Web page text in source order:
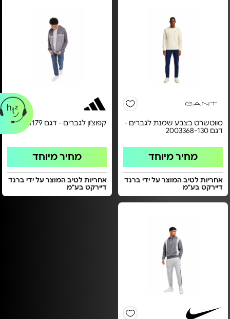
סווטשרט בצבע שמנת לגברים -
דגם 2003368-130
מחיר מיוחד
אחריות לטיב המוצר על ידי ברנד
דיירקט בע"מ
קפוצ'ון לגברים - דגם JM1179
מחיר מיוחד
אחריות לטיב המוצר על ידי ברנד
דיירקט בע"מ